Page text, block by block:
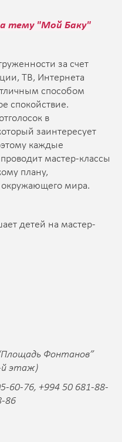
тему "Мой Баку"
за счет
ТВ, Интернета
способом
спокойствие.
в
заинтересует
каждые
мастер-классы
плану,
мира.
детей на мастер-
Фонтанов”
й этаж)
60-76, +994 50 681-88-
86